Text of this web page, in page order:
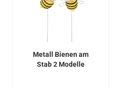
Metall Bienen am
Stab 2 Modelle